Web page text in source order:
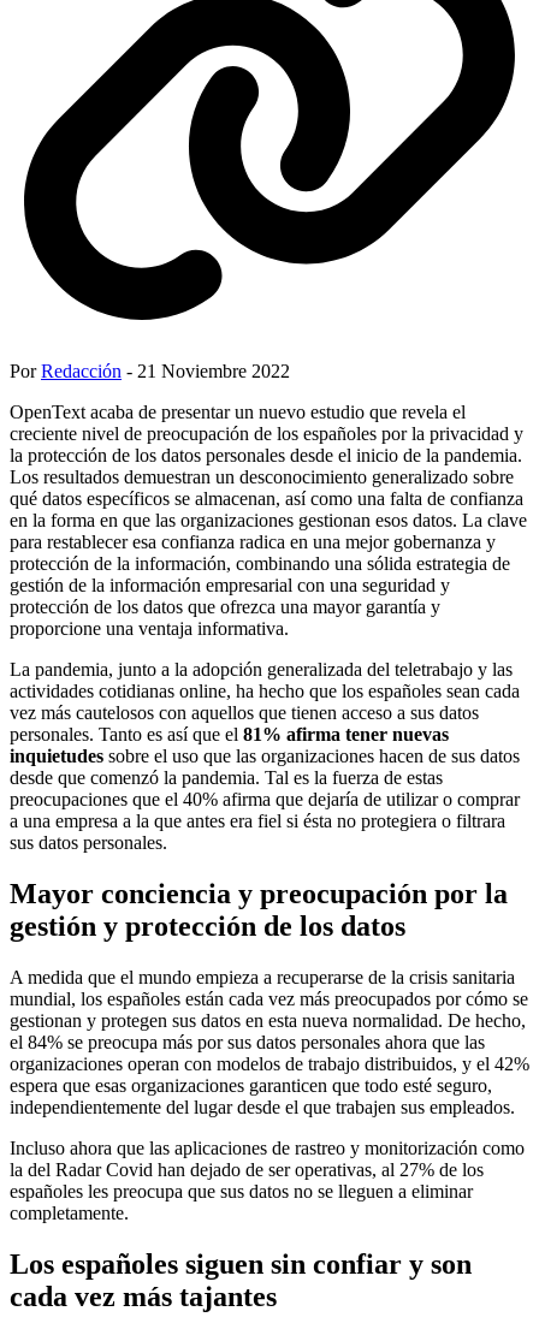
PorRedacción - 21 Noviembre 2022
OpenText acaba de presentar un nuevo estudio que revela el
creciente nivel de preocupación de los españoles por la privacidad y
la protección de los datos personales desde el inicio de la pandemia.
Los resultados demuestran un desconocimiento generalizado sobre
qué datos específicos se almacenan, así como una falta de confianza
en la forma en que las organizaciones gestionan esos datos. La clave
para restablecer esa confianza radica en una mejor gobernanza y
protección de la información, combinando una sólida estrategia de
gestión de la información empresarial con una seguridad y
protección de los datos que ofrezca una mayor garantía y
proporcione una ventaja informativa.
La pandemia, junto a la adopción generalizada del teletrabajo y las
actividades cotidianas online, ha hecho que los españoles sean cada
vez más cautelosos con aquellos que tienen acceso a sus datos
personales. Tanto es así que el 81% afirma tener nuevas
inquietudes sobre el uso que las organizaciones hacen de sus datos
desde que comenzó la pandemia. Tal es la fuerza de estas
preocupaciones que el 40% afirma que dejaría de utilizar o comprar
a una empresa a la que antes era fiel si ésta no protegiera o filtrara
sus datos personales.
Mayor conciencia y preocupación por la
gestión y protección de los datos
A medida que el mundo empieza a recuperarse de la crisis sanitaria
mundial, los españoles están cada vez más preocupados por cómo se
gestionan y protegen sus datos en esta nueva normalidad. De hecho,
el 84% se preocupa más por sus datos personales ahora que las
organizaciones operan con modelos de trabajo distribuidos, y el 42%
espera que esas organizaciones garanticen que todo esté seguro,
independientemente del lugar desde el que trabajen sus empleados.
Incluso ahora que las aplicaciones de rastreo y monitorización como
la del Radar Covid han dejado de ser operativas, al 27% de los
españoles les preocupa que sus datos no se lleguen a eliminar
completamente.
Los españoles siguen sin confiar y son
cada vez más tajantes